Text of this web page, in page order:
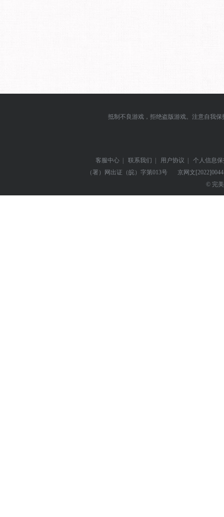
抵制不良游戏，拒绝盗版游戏。注意自我
客服中心 | 联系我们 | 用户协议 |
个人信息
（署）网出证（皖）字第013号
京网文
© 完美